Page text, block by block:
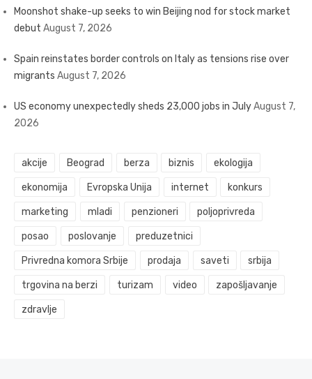
Moonshot shake-up seeks to win Beijing nod for stock market
debut August 7, 2026
Spain reinstates border controls on Italy as tensions rise over
migrants August 7, 2026
US economy unexpectedly sheds 23,000 jobs in JulyAugust 7,
2026
akcije Beograd berza biznis ekologija
ekonomija Evropska Unija internet konkurs
marketing mladi penzioneri poljoprivreda
posao poslovanje preduzetnici
Privredna komora Srbije prodaja saveti srbija
trgovina na berzi turizam video zapošljavanje
zdravlje